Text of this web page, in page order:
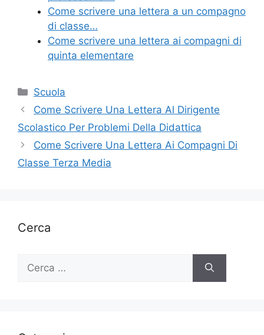
Come scrivere una lettera a un compagno
di classe…
Come scrivere una lettera ai compagni di
quinta elementare
Categorie
Scuola
Come Scrivere Una Lettera Al Dirigente
Scolastico Per Problemi Della Didattica
Come Scrivere Una Lettera Ai Compagni Di
Classe Terza Media
Cerca
per: